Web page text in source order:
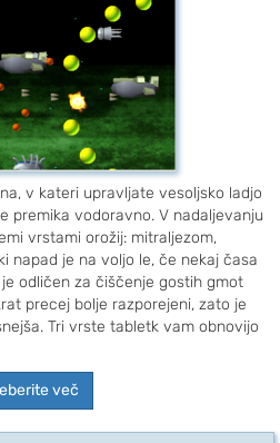
v kateri upravljate vesoljsko ladjo
premika vodoravno. V nadaljevanju
vrstami orožij: mitraljezom,
napad je na voljo le, če nekaj časa
odličen za čiščenje gostih gmot
precej bolje razporejeni, zato je
Tri vrste tabletk vam obnovijo
več